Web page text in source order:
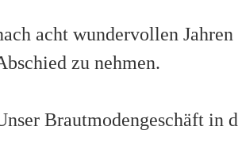
acht wundervollen
zu nehmen.
Brautmodengeschäft in